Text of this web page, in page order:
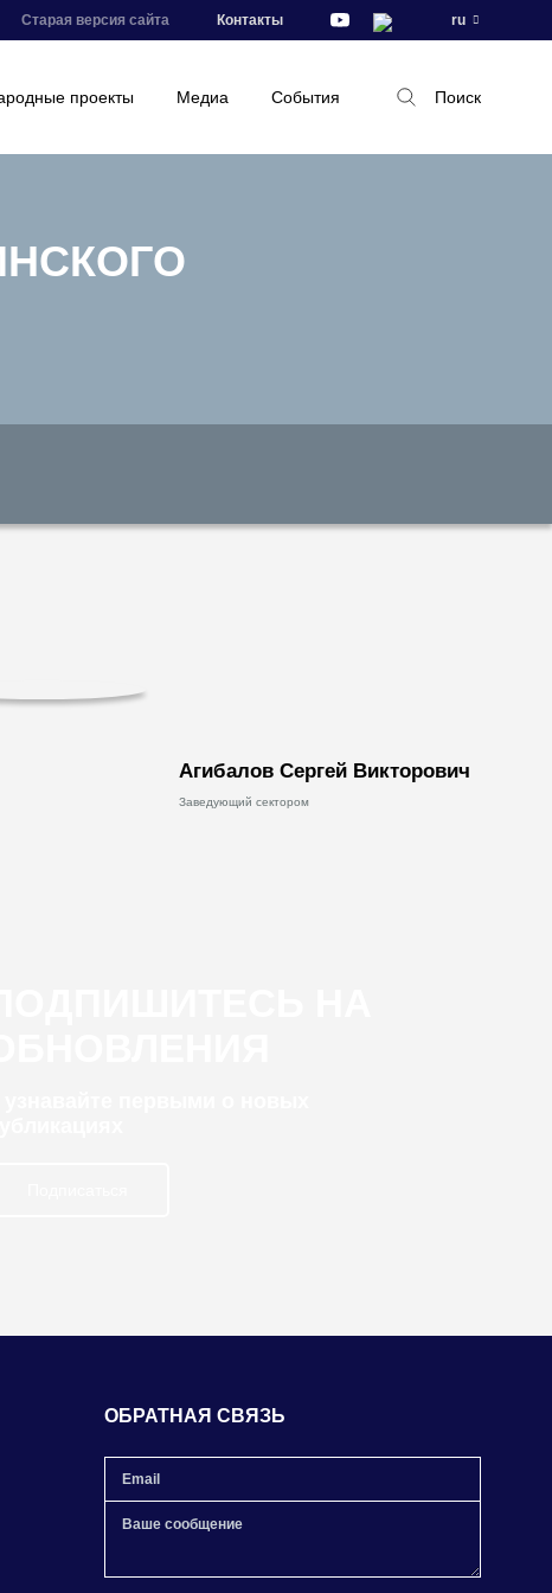
Старая версия сайта Контакты ru
проекты Медиа События Поиск
Агибалов Сергей Викторович
Заведующий сектором
ОБРАТНАЯ СВЯЗЬ